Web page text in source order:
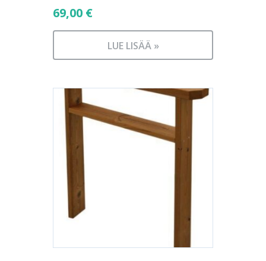
69,00 €
LUE LISÄÄ »